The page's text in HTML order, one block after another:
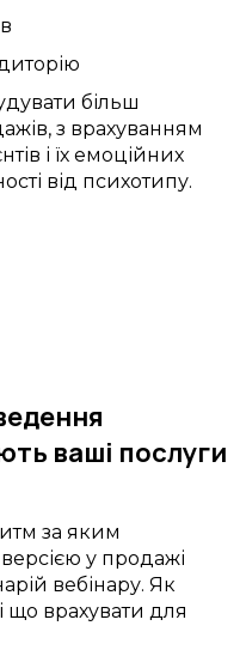
більш
з врахуванням
і їх емоційних
від психотипу.
ваші послуги
за яким
у продажі
вебінару. Як
що врахувати для